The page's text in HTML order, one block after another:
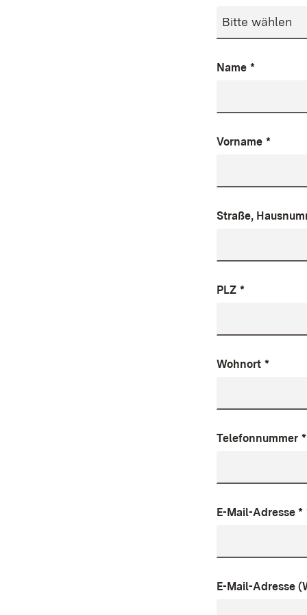
Name *
Vorname *
Straße,
PLZ *
Wohnort *
Telefonnummer *
E-Mail-Adresse *
E-Mail-Adresse